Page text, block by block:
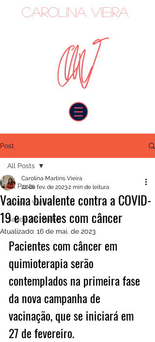
Carolina Vieira
Post
All Posts
Janeiro Verde
Saúde da mulher
All Posts
Vacina bivalente contra a COVID-
19 e pacientes com câncer
Carolina Martins Vieira
22 de fev. de 20232 min de leitura
Atualizado: 16 de mai. de 2023
Pacientes com câncer em
quimioterapia serão
contemplados na primeira fase
da nova campanha de
vacinação, que se iniciará em
27 de fevereiro.